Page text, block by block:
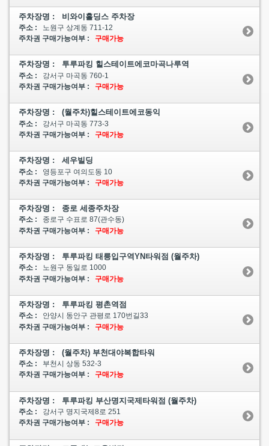
주차장명 : 비와이홀딩스 주차장
주소 :
노원구 상계동 711-12
주차권 구매가능여부 :
구매가능
주차장명 : 투루파킹 힐스테이트에코마곡나루역
주소 :
강서구 마곡동 760-1
주차권 구매가능여부 :
구매가능
주차장명 : (월주차)힐스테이트에코동익
주소 :
강서구 마곡동 773-3
주차권 구매가능여부 :
구매가능
주차장명 : 세우빌딩
주소 :
영등포구 여의도동 10
주차권 구매가능여부 :
구매가능
주차장명 : 종로 세종주차장
주소 :
종로구 수표로 87(관수동)
주차권 구매가능여부 :
구매가능
주차장명 : 투루파킹 태릉입구역YN타워점 (월주차)
주소 :
노원구 동일로 1000
주차권 구매가능여부 :
구매가능
주차장명 : 투루파킹 평촌역점
주소 :
안양시 동안구 관평로 170번길33
주차권 구매가능여부 :
구매가능
주차장명 : (월주차) 부천대야복합타워
주소 :
부천시 상동 532-3
주차권 구매가능여부 :
구매가능
주차장명 : 투루파킹 부산명지국제타워점 (월주차)
주소 :
강서구 명지국제8로 251
주차권 구매가능여부 :
구매가능